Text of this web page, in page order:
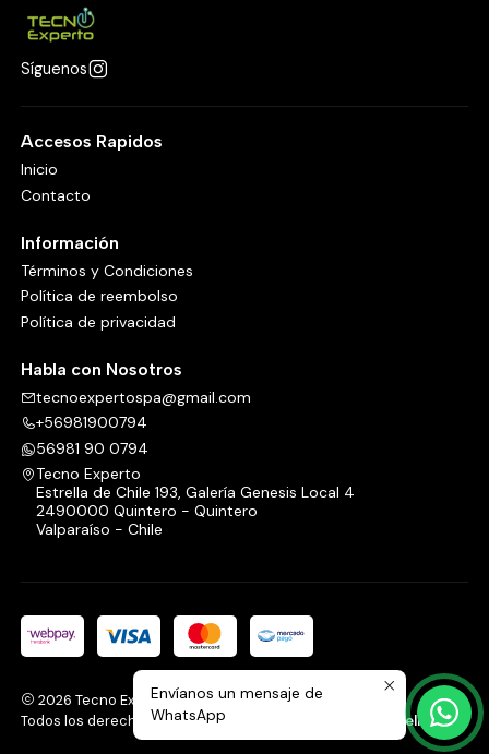
Síguenos
Accesos Rapidos
Inicio
Contacto
Información
Términos y Condiciones
Política de reembolso
Política de privacidad
Habla con Nosotros
tecnoexpertospa@gmail.com
+56981900794
56981 90 0794
Tecno Experto
Estrella de Chile 193, Galería Genesis Local 4
2490000 Quintero - Quintero
Valparaíso - Chile
2026 Tecno Experto.
Todos los derechos reservados.
Desarrollado por Jumpseller.
Envíanos un mensaje de
WhatsApp